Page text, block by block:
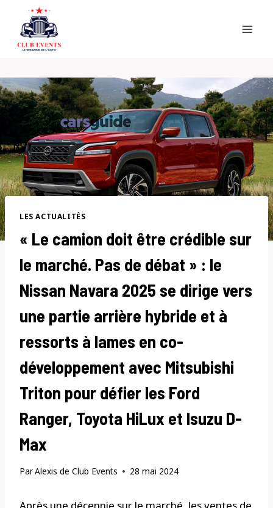
content
LES ACTUALITÉS
« Le camion doit être crédible sur
le marché. Pas de débat » : le
Nissan Navara 2025 se dirige vers
une partie arrière hybride et à
ressorts à lames en co-
développement avec Mitsubishi
Triton pour défier les Ford
Ranger, Toyota HiLux et Isuzu D-
Max
ParAlexis de Club Events 28 mai 2024